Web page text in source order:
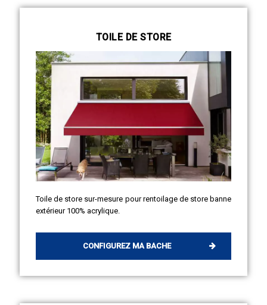
TOILE DE STORE
Toile de store sur-mesure pour rentoilage de store banne
extérieur 100% acrylique.
CONFIGUREZ MA BACHE